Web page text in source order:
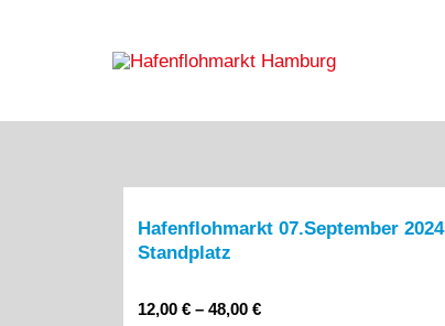
Hafenflohmarkt 07.September
Standplatz
Rated
12,00 € – 48,00 €